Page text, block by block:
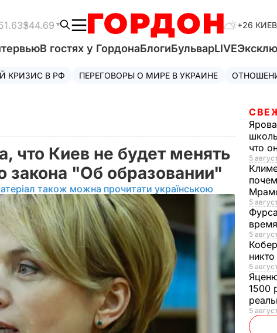
$44.69 +26 КИЕВ
В гостях у ГордонаБлогиБульварLIVE
КРИЗИС В РФ ПЕРЕГОВОРЫ О МИРЕ В УКРАИНЕ
что Киев не будет менять
закона "Об образовании"
також можна прочитати українською
что
5
5
5
5
1500
5